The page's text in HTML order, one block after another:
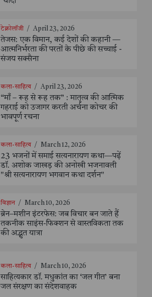
टेक्नोलॉजी / April 23, 2026
तेजस: एक विमान, कई देशों की कहानी —
आत्मनिर्भरता की परतों के पीछे की सच्चाई -
संजय सक्सैना
कला-साहित्य / April 23, 2026
“माँ – रूह से रूह तक” : मातृत्व की आत्मिक
गहराई को उजागर करती अर्चना कोचर की
भावपूर्ण रचना
कला-साहित्य / March 12, 2026
23 भजनों में समाई सत्यनारायण कथा—पढ़ें
डॉ. अशोक जाखड़ की अनोखी भजनावली
"श्री सत्यनारायण भगवान कथा दर्शन"
विज्ञान / March 10, 2026
ब्रेन–मशीन इंटरफेस: जब विचार बन जाते हैं
तकनीक साइंस-फिक्शन से वास्तविकता तक
की अद्भुत यात्रा
कला-साहित्य / March 10, 2026
साहित्यकार डॉ. मधुकांत का ‘जल गीत’ बना
जल संरक्षण का संदेशवाहक